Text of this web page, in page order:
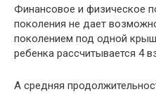
Финансовое и физическое
поколения не дает
поколением под одной
ребенка рассчитывается 4
А средняя